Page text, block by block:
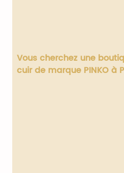
Vous cherchez une
cuir de marque PINKO à